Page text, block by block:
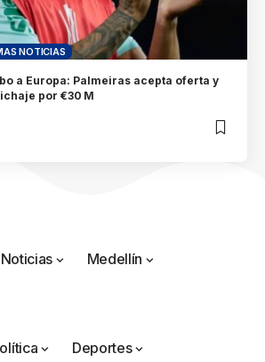
NOTICIAS
a Europa: Palmeiras acepta oferta y
por €30 M
Medellín
Deportes